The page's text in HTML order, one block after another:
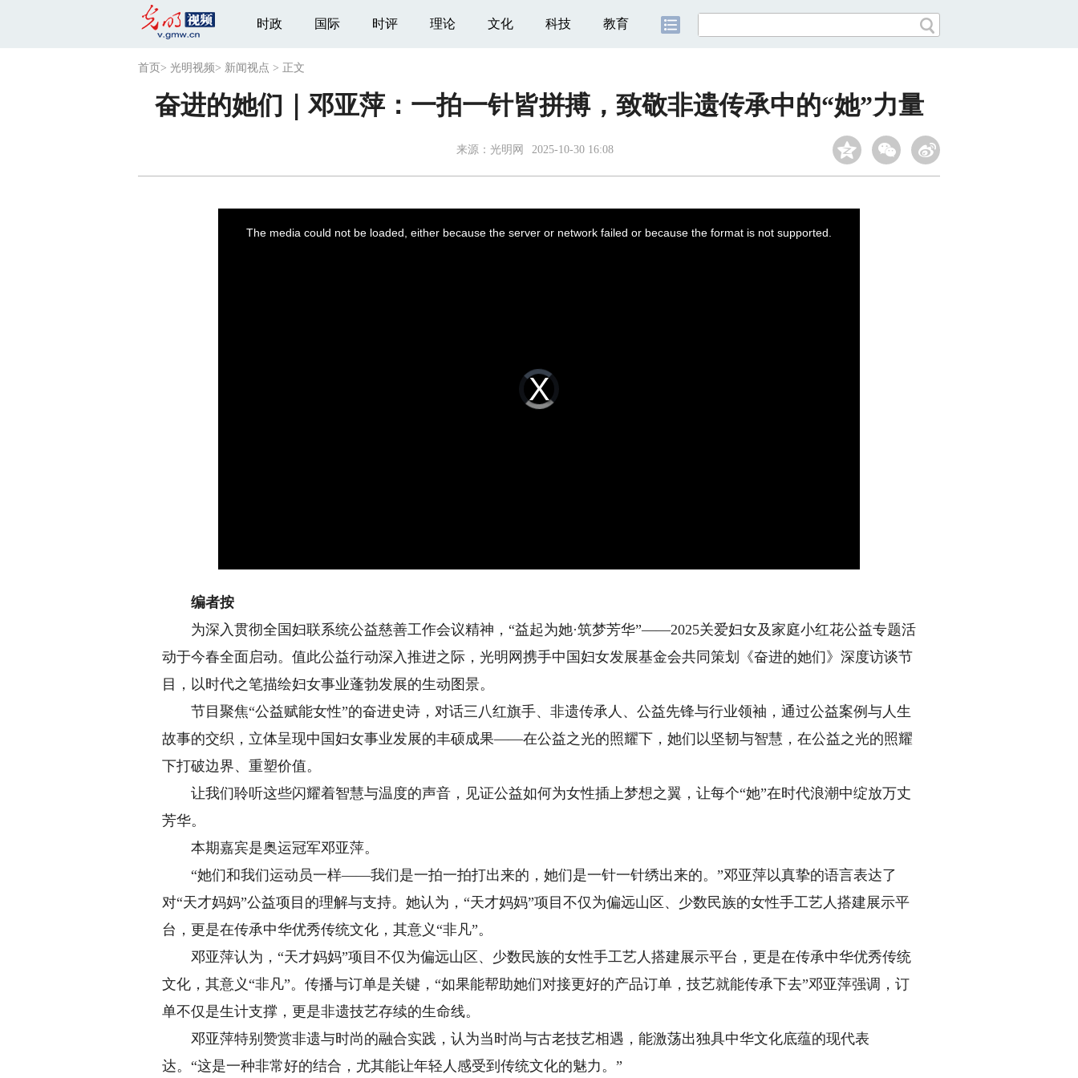
时政 国际 时评 理论 文化 科技 教育
首页 > 光明视频> 新闻视点 > 正文
奋进的她们｜邓亚萍：一拍一针皆拼搏，致敬非遗传承中的“她”力量
来源： 光明网 2025-10-30 16:08
Video
Player
loading.
The media could not be loaded, either because the server or network failed or because the format is not supported.
编者按
为深入贯彻全国妇联系统公益慈善工作会议精神，“益起为她·筑梦芳华”——2025关爱妇女及家庭小红花公益专题活
动于今春全面启动。值此公益行动深入推进之际，光明网携手中国妇女发展基金会共同策划《奋进的她们》深度访谈节
目，以时代之笔描绘妇女事业蓬勃发展的生动图景。
节目聚焦“公益赋能女性”的奋进史诗，对话三八红旗手、非遗传承人、公益先锋与行业领袖，通过公益案例与人生
故事的交织，立体呈现中国妇女事业发展的丰硕成果——在公益之光的照耀下，她们以坚韧与智慧，在公益之光的照耀
下打破边界、重塑价值。
让我们聆听这些闪耀着智慧与温度的声音，见证公益如何为女性插上梦想之翼，让每个“她”在时代浪潮中绽放万丈
芳华。
本期嘉宾是奥运冠军邓亚萍。
“她们和我们运动员一样——我们是一拍一拍打出来的，她们是一针一针绣出来的。”邓亚萍以真挚的语言表达了
对“天才妈妈”公益项目的理解与支持。她认为，“天才妈妈”项目不仅为偏远山区、少数民族的女性手工艺人搭建展示平
台，更是在传承中华优秀传统文化，其意义“非凡”。
邓亚萍认为，“天才妈妈”项目不仅为偏远山区、少数民族的女性手工艺人搭建展示平台，更是在传承中华优秀传统
文化，其意义“非凡”。传播与订单是关键，“如果能帮助她们对接更好的产品订单，技艺就能传承下去”邓亚萍强调，订
单不仅是生计支撑，更是非遗技艺存续的生命线。
邓亚萍特别赞赏非遗与时尚的融合实践，认为当时尚与古老技艺相遇，能激荡出独具中华文化底蕴的现代表
达。“这是一种非常好的结合，尤其能让年轻人感受到传统文化的魅力。”